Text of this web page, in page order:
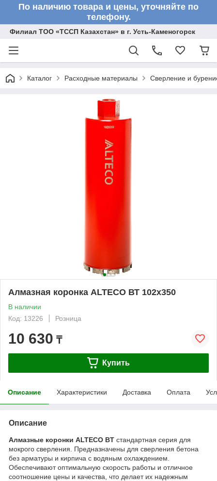
По наличию товара и цены, уточняйте по
телефону.
Филиал ТОО «ТССП Казахстан» в г. Усть-Каменогорск
Каталог Расходные материалы Сверление и
Алмазная коронка ALTECO ВТ 102х350
В наличии
Код: 13226
Розница
10 630 ₸
Купить
Описание Характеристики Доставка Оплата
Описание
Алмазные коронки ALTECO BT стандартная серия для
мокрого сверления. Предназначены для сверления бетона
без арматуры и кирпича с водяным охлаждением.
Обеспечивают оптимальную скорость работы и отличное
соотношение цены и качества, что делает их надежным